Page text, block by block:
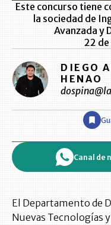
Este concurso tiene
la sociedad de
Avanzada y
22
DIEGO
HENAO
Canal de
El Departamento de
Nuevas Tecnologías